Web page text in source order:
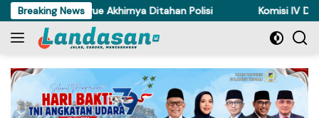
Langsung
ke
konten
Breaking News
Ayam di Torue Akhirnya Ditahan Polisi Komisi IV DPRD